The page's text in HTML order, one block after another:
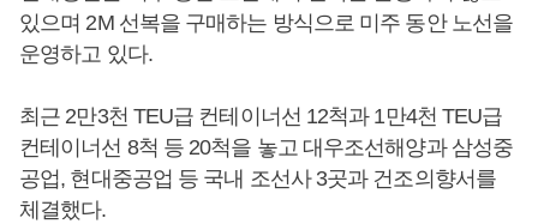
있으며 2M 선복을 구매하는 방식으로 미주 동안 노선을
운영하고 있다.
최근 2만3천 TEU급 컨테이너선 12척과 1만4천 TEU급
컨테이너선 8척 등 20척을 놓고 대우조선해양과 삼성중
공업, 현대중공업 등 국내 조선사 3곳과 건조의향서를
체결했다.